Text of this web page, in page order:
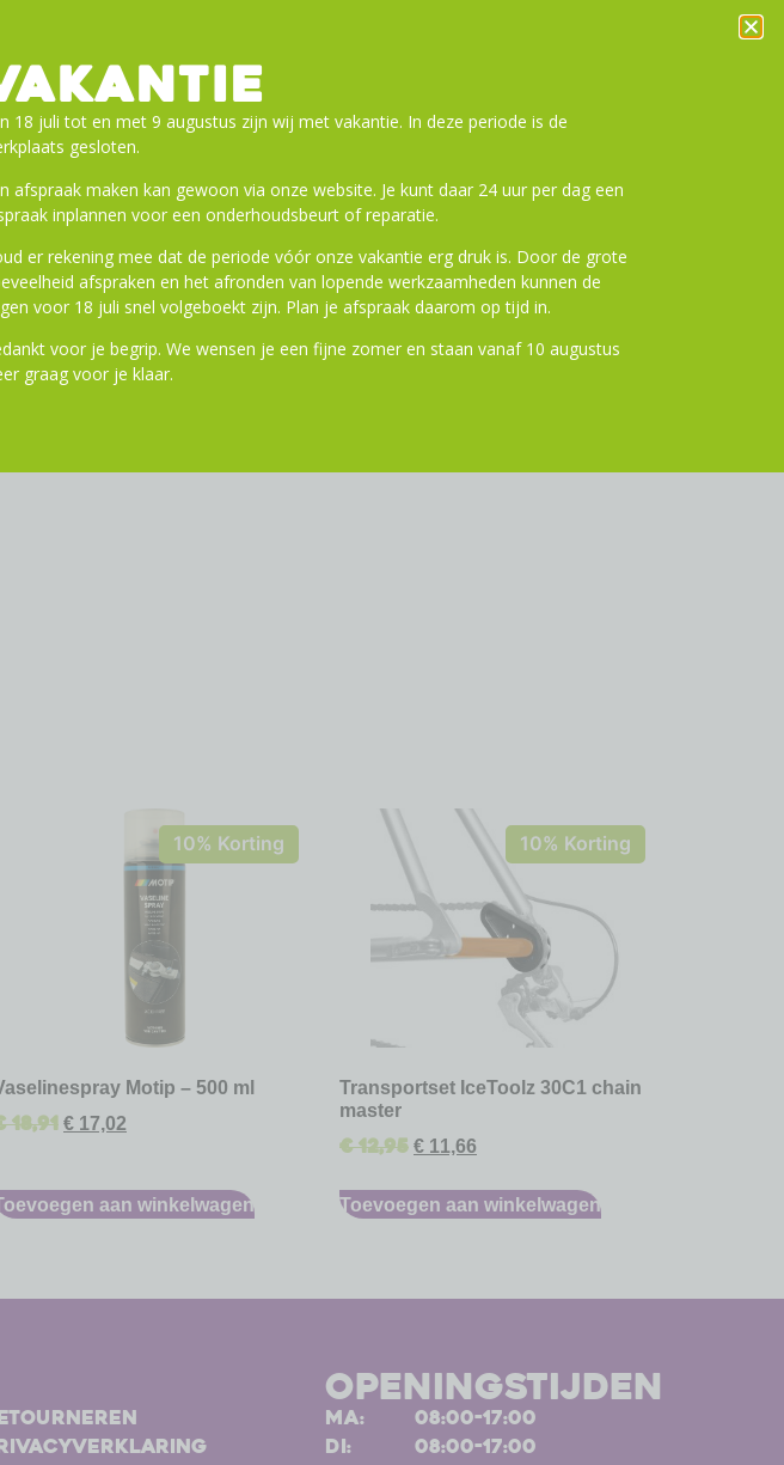
10% Korting
Motip – 500 ml
18,91 € 17,02
aan winkelwagen
10% Korting
Transportset IceToolz 30C1 chain
master
€12,95 € 11,66
Toevoegen aan winkelwagen
openingstijden
ma:
di:
08:00-17:00
08:00-17:00
18 juli tot en met 9 augustus zijn wij met vakantie. In deze periode is de
gesloten.
afspraak maken kan gewoon via onze website. Je kunt daar 24 uur per dag een
inplannen voor een onderhoudsbeurt of reparatie.
er rekening mee dat de periode vóór onze vakantie erg druk is. Door de grote
afspraken en het afronden van lopende werkzaamheden kunnen de
voor 18 juli snel volgeboekt zijn. Plan je afspraak daarom op tijd in.
voor je begrip. We wensen je een fijne zomer en staan vanaf 10 augustus
graag voor je klaar.